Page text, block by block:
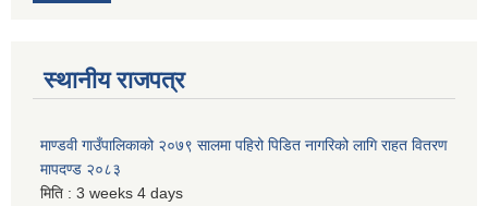
स्थानीय राजपत्र
माण्डवी गाउँपालिकाको २०७९ सालमा पहिरो पिडित नागरिको लागि राहत वितरण
मापदण्ड २०८३
मिति : 3 weeks 4 days